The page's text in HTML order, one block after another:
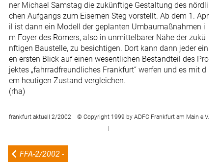
ner Michael Samstag die zukünftige Gestaltung des nördli
chen Aufgangs zum Eisernen Steg vorstellt. Ab dem 1. Apr
il ist dann ein Modell der geplanten Umbaumaßnahmen i
m Foyer des Römers, also in unmittelbarer Nähe der zukü
nftigen Baustelle, zu besichtigen. Dort kann dann jeder ein
en ersten Blick auf einen wesentlichen Bestandteil des Pro
jektes „fahrradfreundliches Frankfurt“ werfen und es mit d
em heutigen Zustand vergleichen.
(rha)
frankfurt aktuell 2/2002 © Copyright 1999 by ADFC Frankfurt am Main e.V.
FFA-2/2002 -